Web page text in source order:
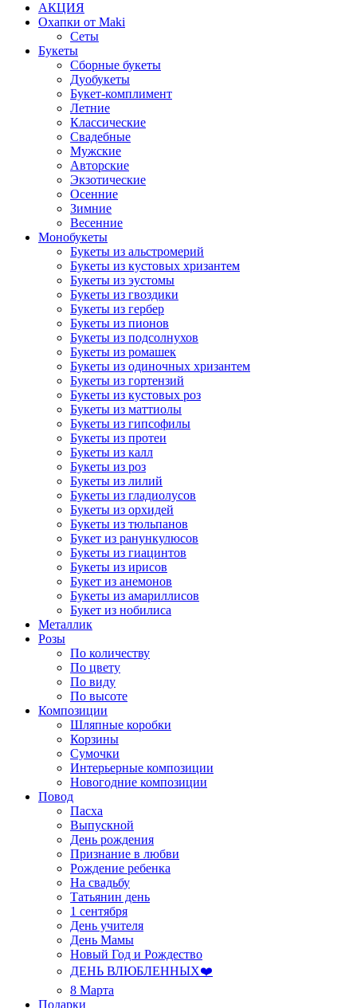
АКЦИЯ
Охапки от Maki
Сеты
Букеты
Сборные букеты
Дуобукеты
Букет-комплимент
Летние
Классические
Свадебные
Мужские
Авторские
Экзотические
Осенние
Зимние
Весенние
Монобукеты
Букеты из альстромерий
Букеты из кустовых хризантем
Букеты из эустомы
Букеты из гвоздики
Букеты из гербер
Букеты из пионов
Букеты из подсолнухов
Букеты из ромашек
Букеты из одиночных хризантем
Букеты из гортензий
Букеты из кустовых роз
Букеты из маттиолы
Букеты из гипсофилы
Букеты из протеи
Букеты из калл
Букеты из роз
Букеты из лилий
Букеты из гладиолусов
Букеты из орхидей
Букеты из тюльпанов
Букет из ранункулюсов
Букеты из гиацинтов
Букеты из ирисов
Букет из анемонов
Букеты из амариллисов
Букет из нобилиса
Металлик
Розы
По количеству
По цвету
По виду
По высоте
Композиции
Шляпные коробки
Корзины
Сумочки
Интерьерные композиции
Новогодние композиции
Повод
Пасха
Выпускной
День рождения
Признание в любви
Рождение ребенка
На свадьбу
Татьянин день
1 сентября
День учителя
День Мамы
Новый Год и Рождество
ДЕНЬ ВЛЮБЛЕННЫХ❤️
8 Марта
Подарки